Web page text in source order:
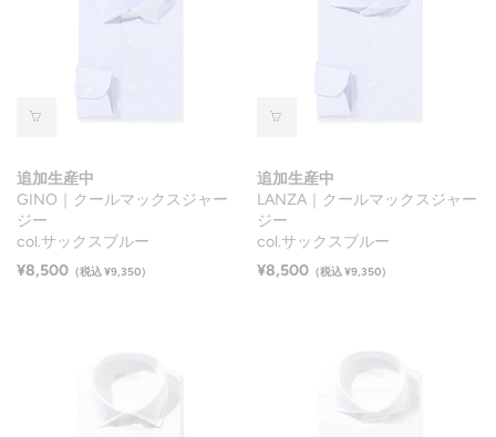
追加生産中
GINO｜クールマックスジャー
ジー
col.サックスブルー
¥8,500 （税込 ¥9,350）
追加生産中
LANZA｜クールマックスジャー
ジー
col.サックスブルー
¥8,500（税込 ¥9,350）